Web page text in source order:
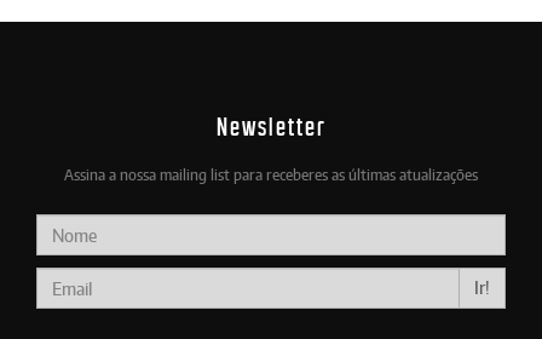
Newsletter
Assina a nossa mailing list para receberes as últimas atualizações
Ir!